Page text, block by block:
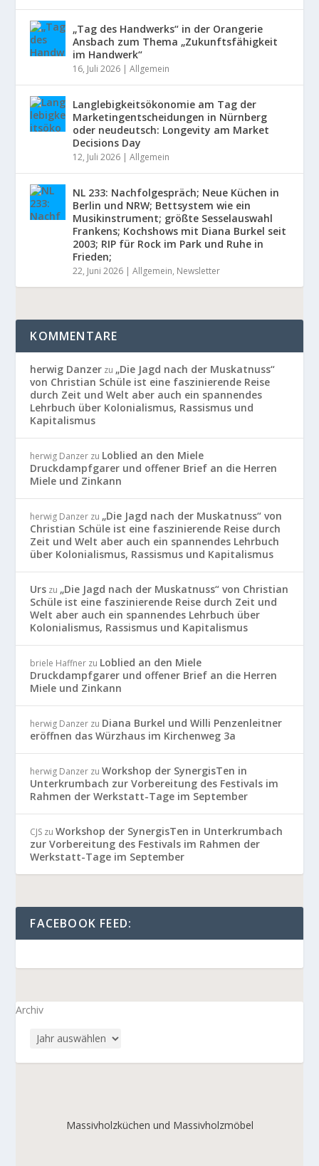
„Tag des Handwerks“ in der Orangerie
Ansbach zum Thema „Zukunftsfähigkeit
im Handwerk“
16, Juli 2026 |Allgemein
Langlebigkeitsökonomie am Tag der
Marketingentscheidungen in Nürnberg
oder neudeutsch: Longevity am Market
Decisions Day
12, Juli 2026 |Allgemein
NL 233: Nachfolgespräch; Neue Küchen in
Berlin und NRW; Bettsystem wie ein
Musikinstrument; größte Sesselauswahl
Frankens; Kochshows mit Diana Burkel seit
2003; RIP für Rock im Park und Ruhe in
Frieden;
22, Juni 2026 |Allgemein, Newsletter
KOMMENTARE
herwig Danzer zu „Die Jagd nach der Muskatnuss“
von Christian Schüle ist eine faszinierende Reise
durch Zeit und Welt aber auch ein spannendes
Lehrbuch über Kolonialismus, Rassismus und
Kapitalismus
herwig Danzer zu Loblied an den Miele
Druckdampfgarer und offener Brief an die Herren
Miele und Zinkann
herwig Danzer zu „Die Jagd nach der Muskatnuss“ von
Christian Schüle ist eine faszinierende Reise durch
Zeit und Welt aber auch ein spannendes Lehrbuch
über Kolonialismus, Rassismus und Kapitalismus
Urs zu „Die Jagd nach der Muskatnuss“ von Christian
Schüle ist eine faszinierende Reise durch Zeit und
Welt aber auch ein spannendes Lehrbuch über
Kolonialismus, Rassismus und Kapitalismus
briele Haffner zu Loblied an den Miele
Druckdampfgarer und offener Brief an die Herren
Miele und Zinkann
herwig Danzer zu Diana Burkel und Willi Penzenleitner
eröffnen das Würzhaus im Kirchenweg 3a
herwig Danzer zuWorkshop der SynergisTen in
Unterkrumbach zur Vorbereitung des Festivals im
Rahmen der Werkstatt-Tage im September
CJS zuWorkshop der SynergisTen in Unterkrumbach
zur Vorbereitung des Festivals im Rahmen der
Werkstatt-Tage im September
FACEBOOK FEED:
Archiv
Massivholzküchen und Massivholzmöbel